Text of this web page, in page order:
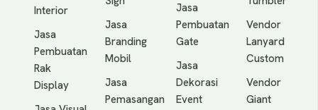
Interior
Jasa
Pembuatan
Rak
Display
Jasa
Branding
Mobil
Jasa
Pemasangan
Jasa
Pembuatan
Gate
Jasa
Dekorasi
Event
Vendor
Lanyard
Custom
Vendor
Giant